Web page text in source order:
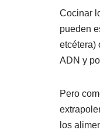
Cocinar
pueden
etcétera)
ADN y
Pero
los